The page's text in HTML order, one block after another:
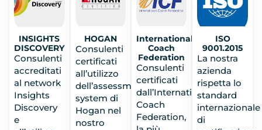
INSIGHTS
DISCOVERY
Consulenti
accreditati
al network
Insights
Discovery
e
HOGAN
Consulenti
certificati
all’utilizzo
dell’assessment
system di
Hogan nel
nostro
International
Coach
Federation
Consulenti
certificati
dall’International
Coach
Federation,
ISO
9001.2015
La nostra
azienda
rispetta lo
standard
internazionale
di